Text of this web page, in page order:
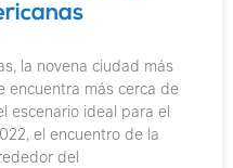
la novena ciudad más
encuentra más cerca de
escenario ideal para el
el encuentro de la
del